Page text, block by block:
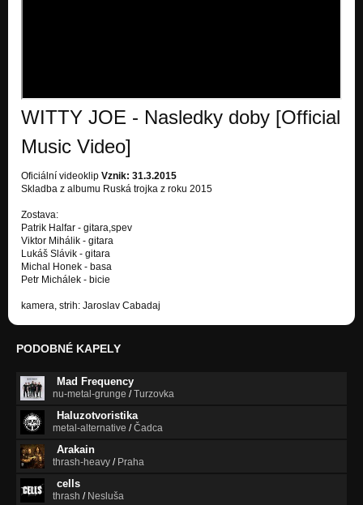
Biker (2012)
Hajzlík
Hajzlík
Bremeno ziarlivosti (2011)
Anticasanova
Anticasanova
Anticasanova
Rocker (2000)
Rocker
Nebeskí jazdci (2000)
Chvíle (2000)
Rocker
WITTY JOE - Nasledky doby [Official
Music Video]
Oficiální videoklip Vznik: 31.3.2015
Skladba z albumu Ruská trojka z roku 2015
Zostava:
Patrik Halfar - gitara,spev
Viktor Mihálik - gitara
Lukáš Slávik - gitara
Michal Honek - basa
Petr Michálek - bicie
kamera, strih: Jaroslav Cabadaj
PODOBNÉ KAPELY
Mad Frequency
nu-metal-grunge /Turzovka
Haluzotvoristika
metal-alternative /Čadca
Arakain
thrash-heavy / Praha
cells
thrash / Nesluša